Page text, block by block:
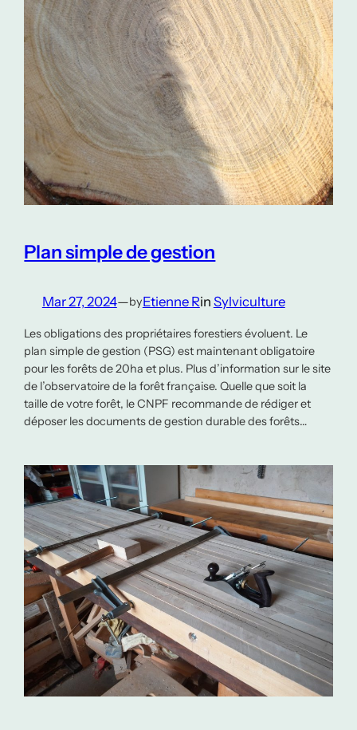
Plan simple de gestion
Mar 27, 2024—byEtienne Rin Sylviculture
Les obligations des propriétaires forestiers évoluent. Le
plan simple de gestion (PSG) est maintenant obligatoire
pour les forêts de 20ha et plus. Plus d’information sur le site
de l’observatoire de la forêt française. Quelle que soit la
taille de votre forêt, le CNPF recommande de rédiger et
déposer les documents de gestion durable des forêts…